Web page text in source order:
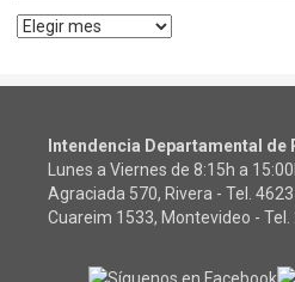
Archivos
Intendencia Departamental de
Lunes a Viernes de 8:15h a
Agraciada 570, Rivera - Tel.
Cuareim 1533, Montevideo - Tel.